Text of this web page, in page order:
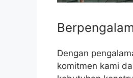
Dengan
komitmen kami